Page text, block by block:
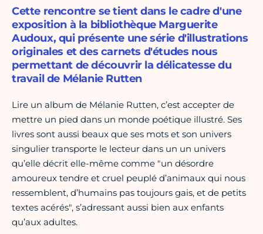
Cette rencontre se tient dans le cadre d'une
exposition à la bibliothèque Marguerite
Audoux, qui présente une série d'illustrations
originales et des carnets d'études nous
permettant de découvrir la délicatesse du
travail de Mélanie Rutten
Lire un album de Mélanie Rutten, c’est accepter de
mettre un pied dans un monde poétique illustré. Ses
livres sont aussi beaux que ses mots et son univers
singulier transporte le lecteur dans un un univers
qu’elle décrit elle-même comme "un désordre
amoureux tendre et cruel peuplé d’animaux qui nous
ressemblent, d’humains pas toujours gais, et de petits
textes acérés", s’adressant aussi bien aux enfants
qu’aux adultes.